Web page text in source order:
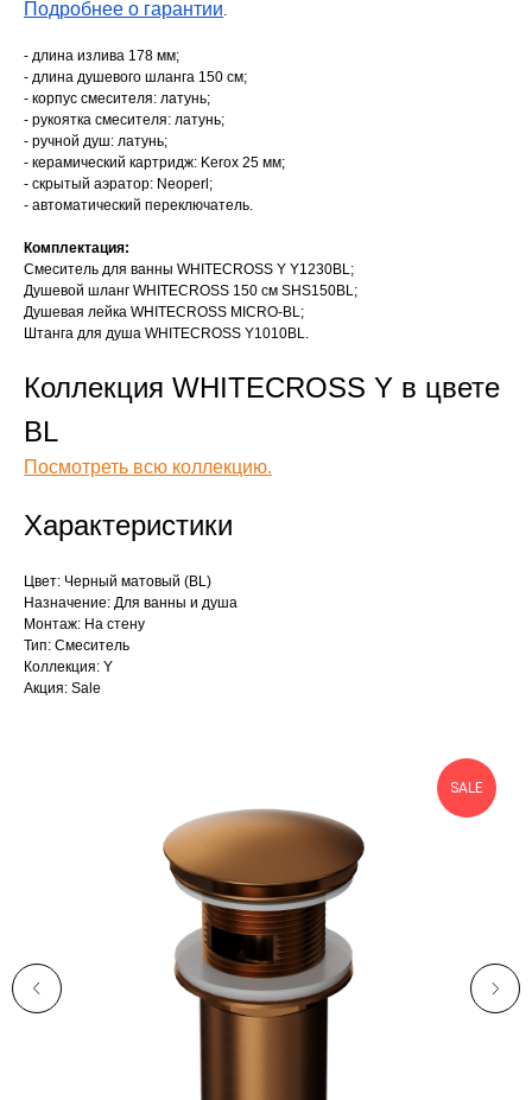
Подробнее о гарантии.
- длина излива 178 мм;
- длина душевого шланга 150 см;
- корпус смесителя: латунь;
- рукоятка смесителя: латунь;
- ручной душ: латунь;
- керамический картридж: Kerox 25 мм;
- скрытый аэратор: Neoperl;
- автоматический переключатель.
Комплектация:
Смеситель для ванны WHITECROSS Y Y1230BL;
Душевой шланг WHITECROSS 150 см SHS150BL;
Душевая лейка WHITECROSS MICRO-BL;
Штанга для душа WHITECROSS Y1010BL.
Коллекция WHITECROSS Y в цвете
BL
Посмотреть всю коллекцию.
Характеристики
Цвет: Черный матовый (BL)
Назначение: Для ванны и душа
Монтаж: На стену
Тип: Смеситель
Коллекция: Y
Акция: Sale
SALE